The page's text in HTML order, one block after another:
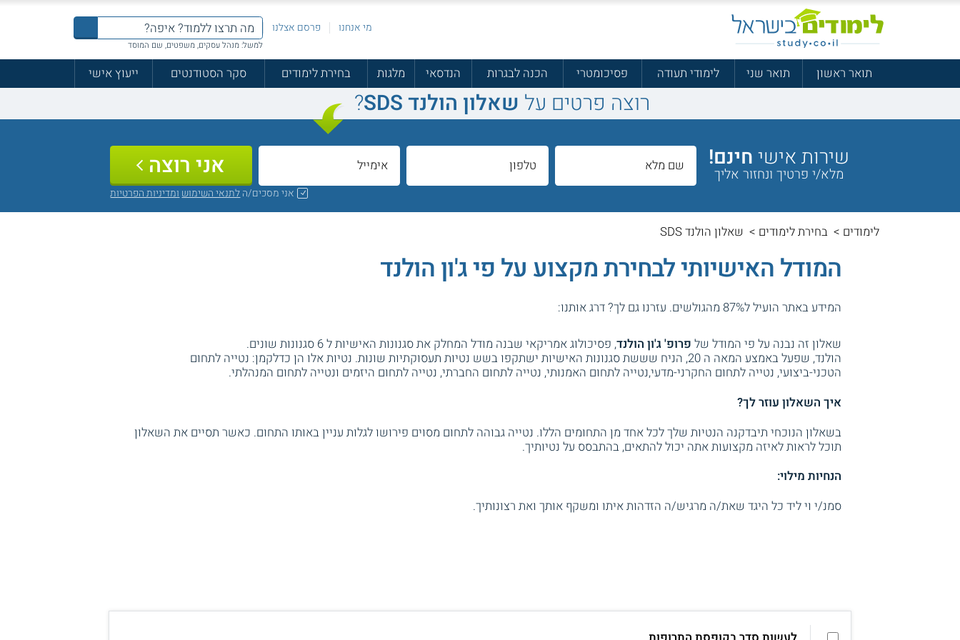
מי אנחנו פרסם אצלנו
למשל: מנהל עסקים, משפטים, שם המוסד
תואר ראשון תואר שני לימודי תעודה פסיכומטרי הכנה לבגרות הנדסאי מלגות בחירת לימודים סקר הסטודנטים ייעוץ אישי
רוצה פרטים על שאלון הולנד SDS ?
שירות אישיחינם!
מלא/י פרטיך ונחזור אליך
אני מסכים/הלתנאי השימושומדיניות הפרטיות
אני רוצה
לימודים > בחירת לימודים > שאלון הולנד SDS
המודל האישיותי לבחירת מקצוע על פי ג'ון הולנד
המידע באתר הועיל ל87% מהגולשים. עזרנו גם לך? דרג אותנו:
שאלון זה נבנה על פי המודל של פרופ' ג'ון הולנד, פסיכולוג אמריקאי שבנה מודל המחלק את סגנונות האישיות ל 6 סגנונות שונים.
הולנד, שפעל באמצע המאה ה 20, הניח שששת סגנונות האישיות ישתקפו בשש נטיות תעסוקתיות שונות. נטיות אלו הן כדלקמן: נטייה לתחום
הטכני-ביצועי, נטייה לתחום החקרני-מדעי,נטייה לתחום האמנותי, נטייה לתחום החברתי, נטייה לתחום היזמים ונטייה לתחום המנהלתי.
איך השאלון עוזר לך?
בשאלון הנוכחי תיבדקנה הנטיות שלך לכל אחד מן התחומים הללו. נטייה גבוהה לתחום מסוים פירושו לגלות עניין באותו התחום. כאשר תסיים את השאלון
תוכל לראות לאיזה מקצועות אתה יכול להתאים, בהתבסס על נטיותיך.
הנחיות מילוי:
סמנ/י וי ליד כל היגד שאת/ה מרגיש/ה הזדהות איתו ומשקף אותך ואת רצונותיך.